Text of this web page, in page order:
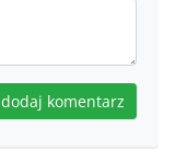
dodaj komentarz